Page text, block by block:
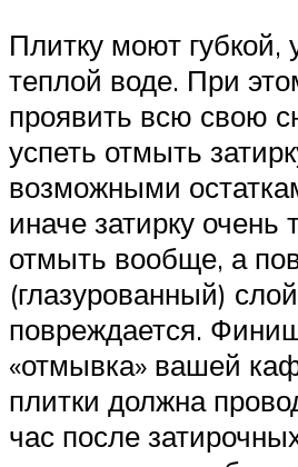
Плитку моют губкой,
теплой воде. При
проявить всю свою
успеть отмыть
возможными
иначе затирку очень
отмыть вообще, а
(глазурованный)
повреждается.
«отмывка» вашей
плитки должна
час после